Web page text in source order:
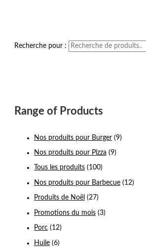
Recherche pour :
Range of Products
Nos produits pour Burger (9)
Nos produits pour Pizza (9)
Tous les produits (100)
Nos produits pour Barbecue (12)
Produits de Noël (27)
Promotions du mois (3)
Porc (12)
Huile (6)